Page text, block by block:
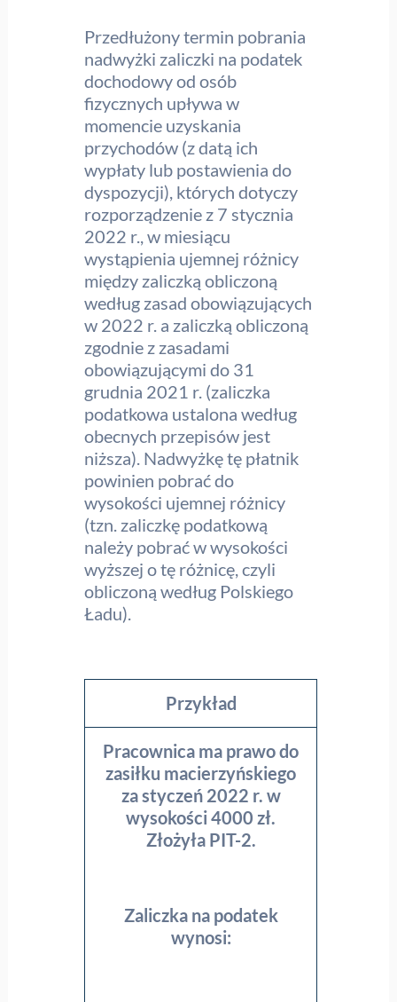
Przedłużony termin pobrania
nadwyżki zaliczki na podatek
dochodowy od osób
fizycznych upływa w
momencie uzyskania
przychodów (z datą ich
wypłaty lub postawienia do
dyspozycji), których dotyczy
rozporządzenie z 7 stycznia
2022 r., w miesiącu
wystąpienia ujemnej różnicy
między zaliczką obliczoną
według zasad obowiązujących
w 2022 r. a zaliczką obliczoną
zgodnie z zasadami
obowiązującymi do 31
grudnia 2021 r. (zaliczka
podatkowa ustalona według
obecnych przepisów jest
niższa). Nadwyżkę tę płatnik
powinien pobrać do
wysokości ujemnej różnicy
(tzn. zaliczkę podatkową
należy pobrać w wysokości
wyższej o tę różnicę, czyli
obliczoną według Polskiego
Ładu).
Przykład
Pracownica ma prawo do
zasiłku macierzyńskiego
za styczeń 2022 r. w
wysokości 4000 zł.
Złożyła PIT-2.
Zaliczka na podatek
wynosi: